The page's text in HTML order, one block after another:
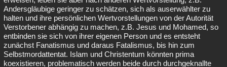
Andersgläubige geringer zu schätzen, sich als auserwählter zu
halten und ihre persönlichen Wertvorstellungen von der Autorität
Verstorbener abhängig zu machen, z.B. Jesus und Mohamed, so
entbinden sie sich von ihrer eigenen Person und es entsteht
zunächst Fanatismus und daraus Fatalismus, bis hin zum
Selbstmordattentat. Islam und Christentum könnten prima
koexistieren, problematisch werden beide durch durchgeknallte